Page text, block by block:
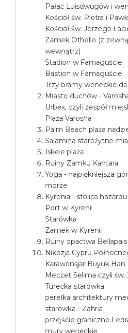
Pałac Luisdwugów i
Kościół św. Piotra i
Kościół św. Jerzego
Zamek Othello (z
wewnątrz)
Stadion w Famaguście
Bastion w Famaguście
Trzy bramy weneckie
Miasto duchów -
Urbex, czyli zespół
Plaża Varosha
Palm Beach plaża
Salamina starożytne
Iskele plaża
Ruiny Zamku Kantara
Yoga - najpiękniejsza
morze
Kyrenia - stolica
Port w Kyrenii
Starówka
Zamek w Kyrenii
Ruiny opactwa Bellapais
Nikozja Cypru
Karawensjar Buyuk Han
Meczet Selima czyli św.
Turecka starówka
perełka architektury
starówka - Zahria
przejście graniczne
mury weneckie